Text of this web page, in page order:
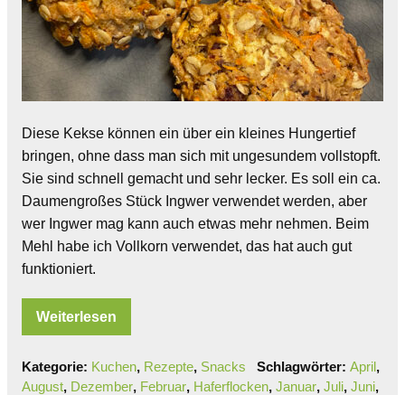
Diese Kekse können ein über ein kleines Hungertief
bringen, ohne dass man sich mit ungesundem vollstopft.
Sie sind schnell gemacht und sehr lecker. Es soll ein ca.
Daumengroßes Stück Ingwer verwendet werden, aber
wer Ingwer mag kann auch etwas mehr nehmen. Beim
Mehl habe ich Vollkorn verwendet, das hat auch gut
funktioniert.
Weiterlesen
Kategorie: Kuchen, Rezepte, Snacks Schlagwörter: April,
August, Dezember, Februar, Haferflocken, Januar, Juli, Juni,